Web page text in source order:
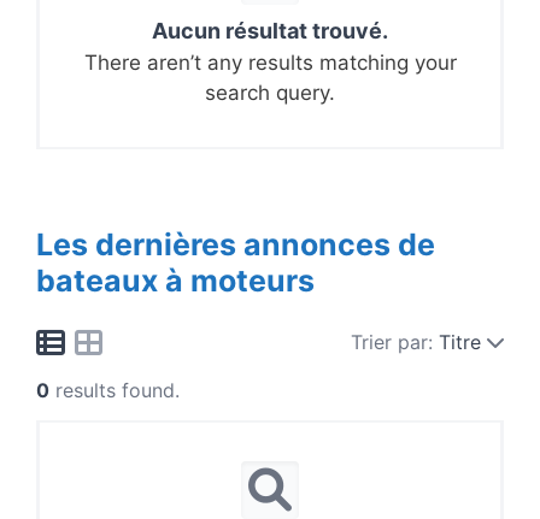
Aucun résultat trouvé.
There aren’t any results matching your
search query.
Les dernières annonces de
bateaux à moteurs
Trier par: Titre
0 results found.